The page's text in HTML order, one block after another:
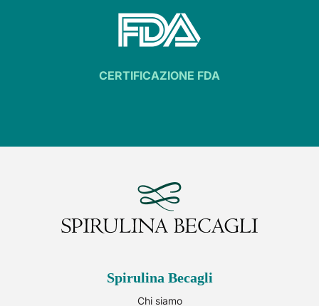
CERTIFICAZIONE FDA
Spirulina Becagli
Chi siamo